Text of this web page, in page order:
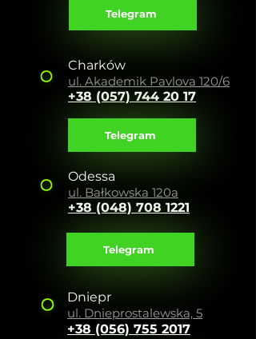
Telegram
Charków
ul. Akademik Pavlova 120/6
+38 (057) 744 20 17
Telegram
Odessa
ul. Bałkowska 120a
+38 (048) 708 1221
Telegram
Dniepr
ul. Dnieprostalewska, 5
+38 (056) 755 2017